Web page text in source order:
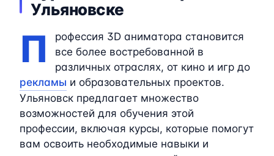
Ульяновске
П
рофессия 3D аниматора становится
все более востребованной в
различных отраслях, от кино и игр до
рекламы и образовательных проектов.
Ульяновск предлагает множество
возможностей для обучения этой
профессии, включая курсы, которые помогут
вам освоить необходимые навыки и